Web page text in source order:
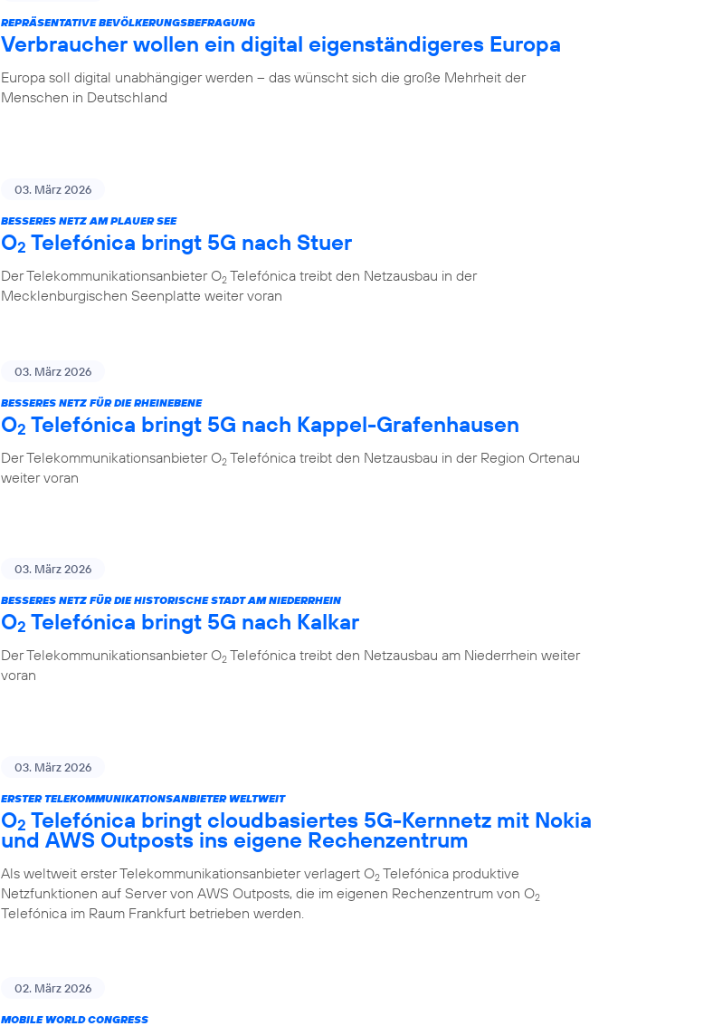
REPRÄSENTATIVE BEVÖLKERUNGSBEFRAGUNG
Verbraucher wollen ein digital eigenständigeres Europa
Europa soll digital unabhängiger werden – das wünscht sich die große Mehrheit der
Menschen in Deutschland
03. März 2026
BESSERES NETZ AM PLAUER SEE
O2 Telefónica bringt 5G nach Stuer
Der Telekommunikationsanbieter O2 Telefónica treibt den Netzausbau in der
Mecklenburgischen Seenplatte weiter voran
03. März 2026
BESSERES NETZ FÜR DIE RHEINEBENE
O2 Telefónica bringt 5G nach Kappel-Grafenhausen
Der Telekommunikationsanbieter O2 Telefónica treibt den Netzausbau in der Region Ortenau
weiter voran
03. März 2026
BESSERES NETZ FÜR DIE HISTORISCHE STADT AM NIEDERRHEIN
O2 Telefónica bringt 5G nach Kalkar
Der Telekommunikationsanbieter O2 Telefónica treibt den Netzausbau am Niederrhein weiter
voran
03. März 2026
ERSTER TELEKOMMUNIKATIONSANBIETER WELTWEIT
O2 Telefónica bringt cloudbasiertes 5G-Kernnetz mit Nokia
und AWS Outposts ins eigene Rechenzentrum
Als weltweit erster Telekommunikationsanbieter verlagert O2 Telefónica produktive
Netzfunktionen auf Server von AWS Outposts, die im eigenen Rechenzentrum von O2
Telefónica im Raum Frankfurt betrieben werden.
02. März 2026
MOBILE WORLD CONGRESS